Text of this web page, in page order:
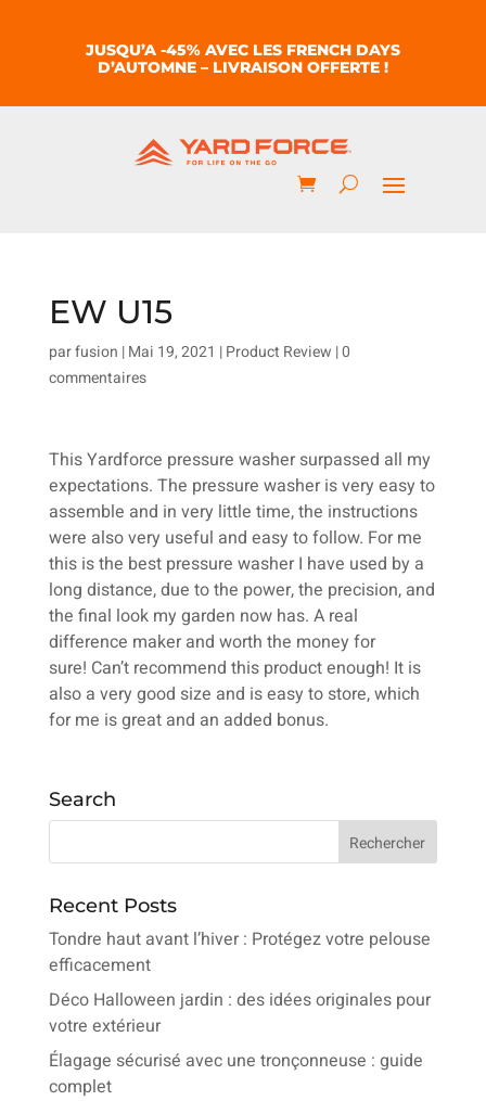
JUSQU’A -45% AVEC LES FRENCH DAYS
D’AUTOMNE – LIVRAISON OFFERTE !
EW U15
parfusion |Mai 19, 2021 |Product Review |0
commentaires
This Yardforce pressure washer surpassed all my
expectations. The pressure washer is very easy to
assemble and in very little time, the instructions
were also very useful and easy to follow. For me
this is the best pressure washer I have used by a
long distance, due to the power, the precision, and
the final look my garden now has. A real
difference maker and worth the money for
sure! Can’t recommend this product enough! It is
also a very good size and is easy to store, which
for me is great and an added bonus.
Search
Recent Posts
Tondre haut avant l’hiver : Protégez votre pelouse
efficacement
Déco Halloween jardin : des idées originales pour
votre extérieur
Élagage sécurisé avec une tronçonneuse : guide
complet